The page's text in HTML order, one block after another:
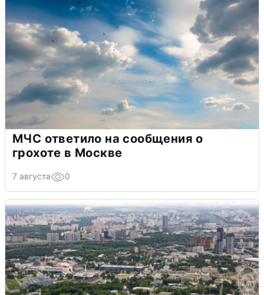
МЧС ответило на сообщения о
грохоте в Москве
7 августа 0